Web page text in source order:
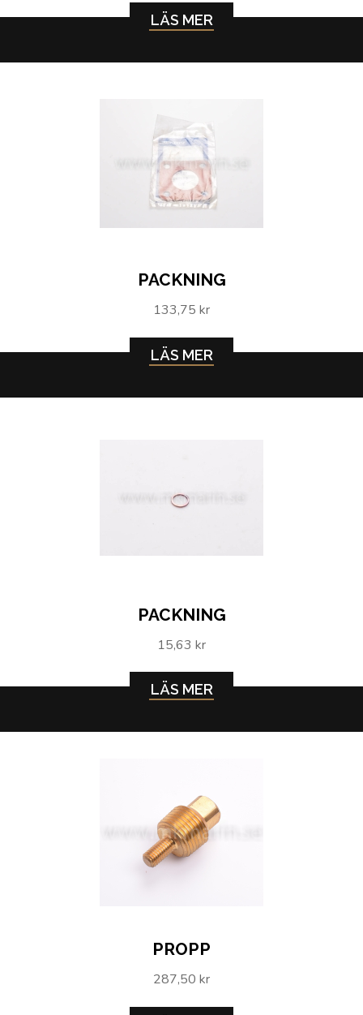
LÄS MER
PACKNING
133,75 kr
LÄS MER
PACKNING
15,63 kr
LÄS MER
PROPP
287,50 kr